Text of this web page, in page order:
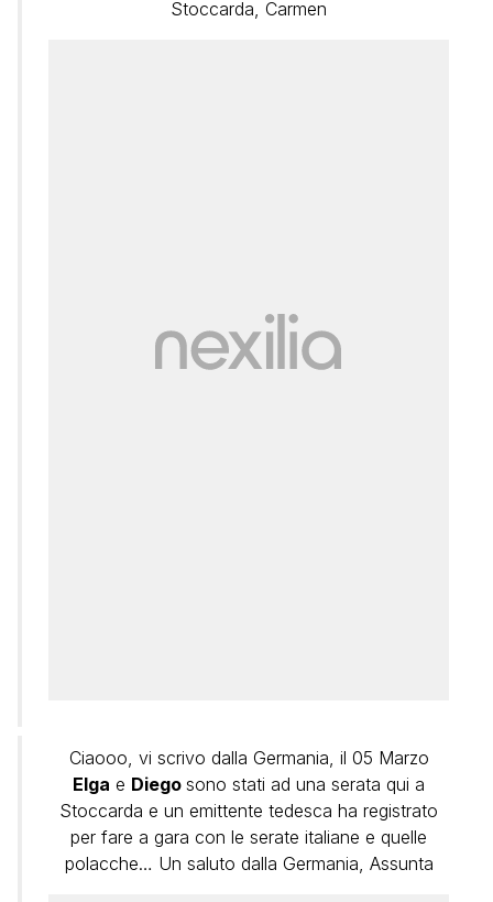
Stoccarda, Carmen
Ciaooo, vi scrivo dalla Germania, il 05 Marzo
Elga e Diego sono stati ad una serata qui a
Stoccarda e un emittente tedesca ha registrato
per fare a gara con le serate italiane e quelle
polacche… Un saluto dalla Germania, Assunta